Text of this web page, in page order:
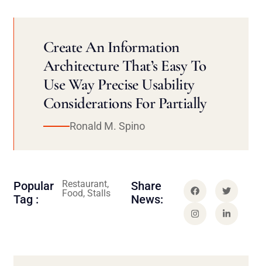
Create An Information
Architecture That’s Easy To
Use Way Precise Usability
Considerations For Partially
Ronald M. Spino
Popular
Tag :
Restaurant,
Food, Stalls
Share
News: